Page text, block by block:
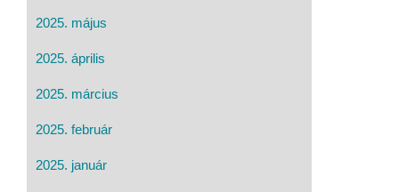
2025. május
2025. április
2025. március
2025. február
2025. január